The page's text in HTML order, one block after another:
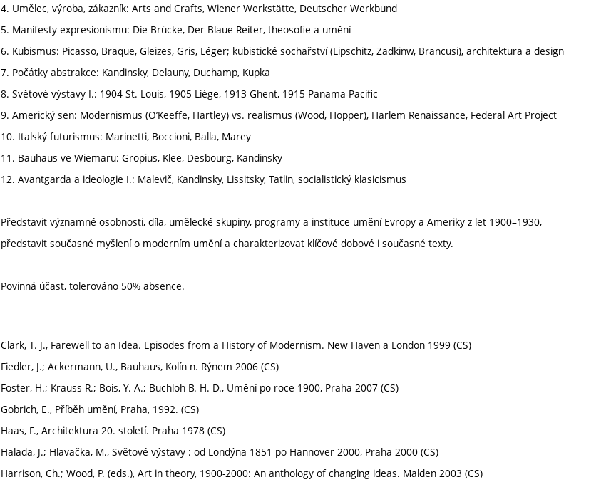
4. Umělec, výroba, zákazník: Arts and Crafts, Wiener Werkstätte, Deutscher Werkbund
5. Manifesty expresionismu: Die Brücke, Der Blaue Reiter, theosofie a umění
6. Kubismus: Picasso, Braque, Gleizes, Gris, Léger; kubistické sochařství (Lipschitz, Zadkinw, Brancusi), architektura a design
7. Počátky abstrakce: Kandinsky, Delauny, Duchamp, Kupka
8. Světové výstavy I.: 1904 St. Louis, 1905 Liége, 1913 Ghent, 1915 Panama-Pacific
9. Americký sen: Modernismus (O’Keeffe, Hartley) vs. realismus (Wood, Hopper), Harlem Renaissance, Federal Art Project
10. Italský futurismus: Marinetti, Boccioni, Balla, Marey
11. Bauhaus ve Wiemaru: Gropius, Klee, Desbourg, Kandinsky
12. Avantgarda a ideologie I.: Malevič, Kandinsky, Lissitsky, Tatlin, socialistický klasicismus
Představit významné osobnosti, díla, umělecké skupiny, programy a instituce umění Evropy a Ameriky z let 1900–1930,
představit současné myšlení o moderním umění a charakterizovat klíčové dobové i současné texty.
Povinná účast, tolerováno 50% absence.
Clark, T. J., Farewell to an Idea. Episodes from a History of Modernism. New Haven a London 1999 (CS)
Fiedler, J.; Ackermann, U., Bauhaus, Kolín n. Rýnem 2006 (CS)
Foster, H.; Krauss R.; Bois, Y.-A.; Buchloh B. H. D., Umění po roce 1900, Praha 2007 (CS)
Gobrich, E., Příběh umění, Praha, 1992. (CS)
Haas, F., Architektura 20. století. Praha 1978 (CS)
Halada, J.; Hlavačka, M., Světové výstavy : od Londýna 1851 po Hannover 2000, Praha 2000 (CS)
Harrison, Ch.; Wood, P. (eds.), Art in theory, 1900-2000: An anthology of changing ideas. Malden 2003 (CS)